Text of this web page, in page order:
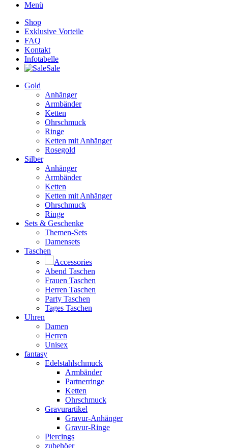
Menü
Shop
Exklusive Vorteile
FAQ
Kontakt
Infotabelle
Sale
Gold
Anhänger
Armbänder
Ketten
Ohrschmuck
Ringe
Ketten mit Anhänger
Rosegold
Silber
Anhänger
Armbänder
Ketten
Ketten mit Anhänger
Ohrschmuck
Ringe
Sets & Geschenke
Themen-Sets
Damensets
Taschen
Accessories
Abend Taschen
Frauen Taschen
Herren Taschen
Party Taschen
Tages Taschen
Uhren
Damen
Herren
Unisex
fantasy
Edelstahlschmuck
Armbänder
Partnerringe
Ketten
Ohrschmuck
Gravurartikel
Gravur-Anhänger
Gravur-Ringe
Piercings
zubehöer